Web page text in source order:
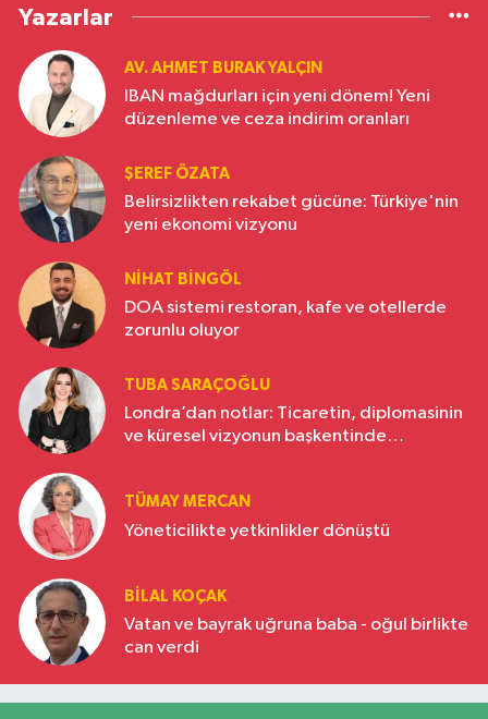
Yazarlar
AV. AHMET BURAK YALÇIN
IBAN mağdurları için yeni dönem! Yeni
düzenleme ve ceza indirim oranları
ŞEREF ÖZATA
Belirsizlikten rekabet gücüne: Türkiye'nin
yeni ekonomi vizyonu
NIHAT BINGÖL
DOA sistemi restoran, kafe ve otellerde
zorunlu oluyor
TUBA SARAÇOĞLU
Londra’dan notlar: Ticaretin, diplomasinin
ve küresel vizyonun başkentinde
TÜMAY MERCAN
Yöneticilikte yetkinlikler dönüştü
BILAL KOÇAK
Vatan ve bayrak uğruna baba - oğul birlikte
can verdi